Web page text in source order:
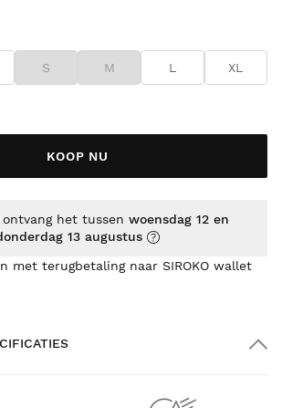
S M L XL
KOOP NU
met terugbetaling naar SIROKO wallet
ontvang het tussen woensdag 12 en
13 augustus